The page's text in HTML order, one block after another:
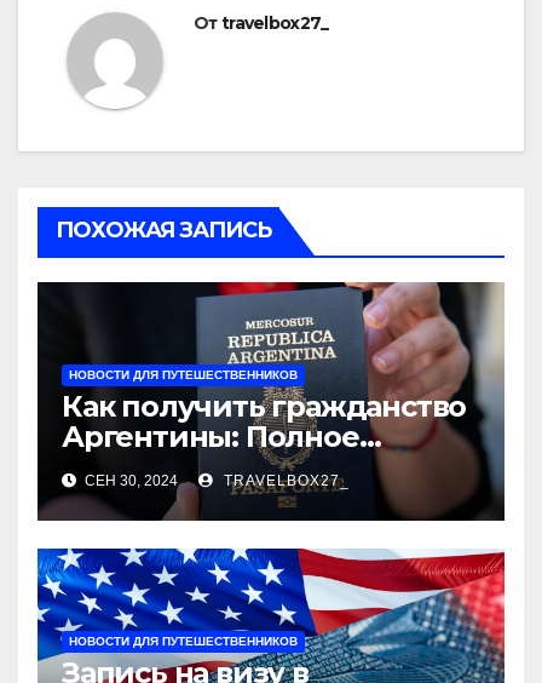
Отtravelbox27_
ПОХОЖАЯ ЗАПИСЬ
НОВОСТИ ДЛЯ ПУТЕШЕСТВЕННИКОВ
Как получить гражданство
Аргентины: Полное
руководство
СЕН 30, 2024 TRAVELBOX27_
НОВОСТИ ДЛЯ ПУТЕШЕСТВЕННИКОВ
Запись на визу в